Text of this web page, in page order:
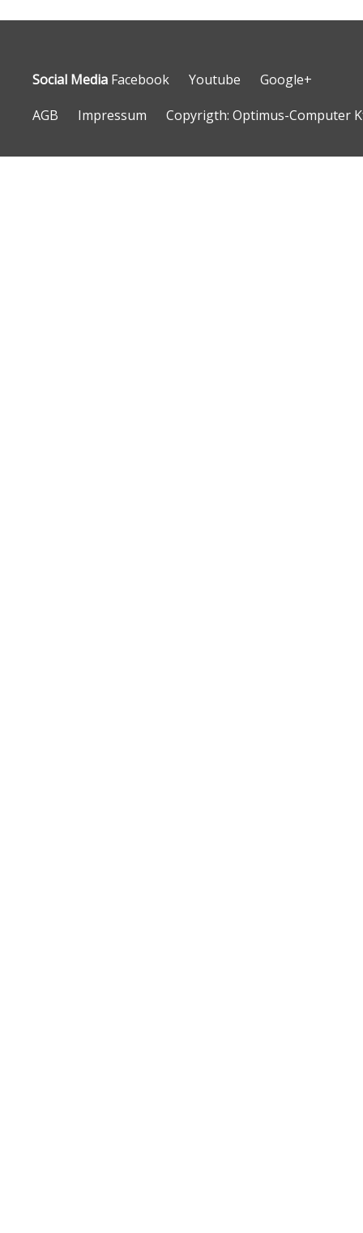
Social Media Facebook Youtube
Google+
AGB
Impressum Copyrigth: Optimus-Computer